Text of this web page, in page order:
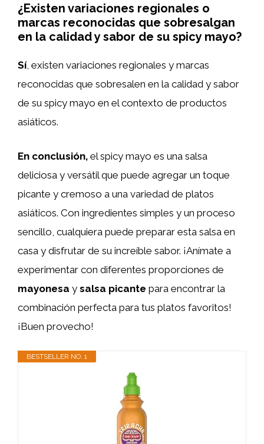
¿Existen variaciones regionales o
marcas reconocidas que sobresalgan
en la calidad y sabor de su spicy mayo?
Sí, existen variaciones regionales y marcas
reconocidas que sobresalen en la calidad y sabor
de su spicy mayo en el contexto de productos
asiáticos.
En conclusión, el spicy mayo es una salsa
deliciosa y versátil que puede agregar un toque
picante y cremoso a una variedad de platos
asiáticos. Con ingredientes simples y un proceso
sencillo, cualquiera puede preparar esta salsa en
casa y disfrutar de su increíble sabor. ¡Anímate a
experimentar con diferentes proporciones de
mayonesa y salsa picante para encontrar la
combinación perfecta para tus platos favoritos!
¡Buen provecho!
BESTSELLER NO. 1